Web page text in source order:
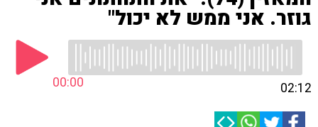
גוזר. אני ממש לא יכול"
00:00 02:12